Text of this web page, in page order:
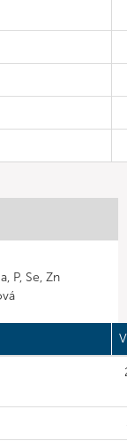
P, Se, Zn